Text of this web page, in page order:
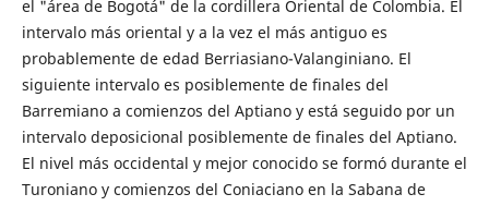
el "área de Bogotá" de la cordillera Oriental de Colombia. El
intervalo más oriental y a la vez el más antiguo es
probablemente de edad Berriasiano-Valanginiano. El
siguiente intervalo es posiblemente de finales del
Barremiano a comienzos del Aptiano y está seguido por un
intervalo deposicional posiblemente de finales del Aptiano.
El nivel más occidental y mejor conocido se formó durante el
Turoniano y comienzos del Coniaciano en la Sabana de